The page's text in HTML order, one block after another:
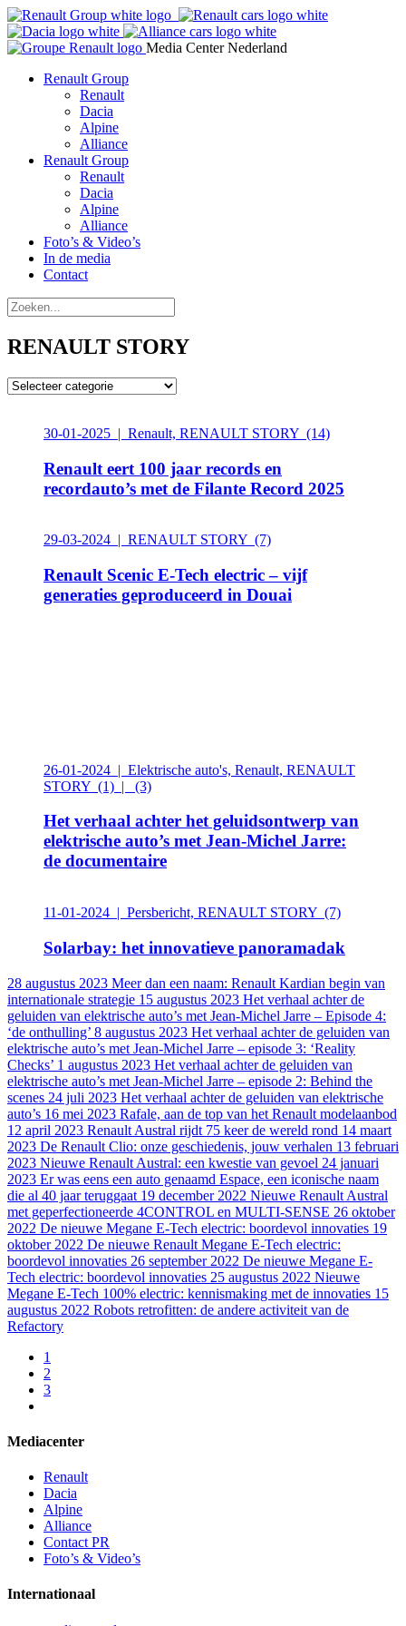
Media Center Nederland
Renault Group
Renault
Dacia
Alpine
Alliance
Renault Group
Renault
Dacia
Alpine
Alliance
Foto’s & Video’s
In de media
Contact
RENAULT STORY
30-01-2025 | Renault, RENAULT STORY (14)
Renault eert 100 jaar records en
recordauto’s met de Filante Record 2025
29-03-2024 | RENAULT STORY (7)
Renault Scenic E-Tech electric – vijf
generaties geproduceerd in Douai
26-01-2024 | Elektrische auto's, Renault, RENAULT
STORY (1) | (3)
Het verhaal achter het geluidsontwerp van
elektrische auto’s met Jean-Michel Jarre:
de documentaire
11-01-2024 | Persbericht, RENAULT STORY (7)
Solarbay: het innovatieve panoramadak
28 augustus 2023 Meer dan een naam: Renault Kardian begin van
internationale strategie 15 augustus 2023 Het verhaal achter de
geluiden van elektrische auto’s met Jean-Michel Jarre – Episode 4:
‘de onthulling’ 8 augustus 2023 Het verhaal achter de geluiden van
elektrische auto’s met Jean-Michel Jarre – episode 3: ‘Reality
Checks’ 1 augustus 2023 Het verhaal achter de geluiden van
elektrische auto’s met Jean-Michel Jarre – episode 2: Behind the
scenes 24 juli 2023 Het verhaal achter de geluiden van elektrische
auto’s 16 mei 2023 Rafale, aan de top van het Renault modelaanbod
12 april 2023 Renault Austral rijdt 75 keer de wereld rond 14 maart
2023 De Renault Clio: onze geschiedenis, jouw verhalen 13 februari
2023 Nieuwe Renault Austral: een kwestie van gevoel 24 januari
2023 Er was eens een auto genaamd Espace, een iconische naam
die al 40 jaar teruggaat 19 december 2022 Nieuwe Renault Austral
met geperfectioneerde 4CONTROL en MULTI-SENSE 26 oktober
2022 De nieuwe Megane E-Tech electric: boordevol innovaties 19
oktober 2022 De nieuwe Renault Megane E-Tech electric:
boordevol innovaties 26 september 2022 De nieuwe Megane E-
Tech electric: boordevol innovaties 25 augustus 2022 Nieuwe
Megane E-Tech 100% electric: kennismaking met de innovaties 15
augustus 2022 Robots retrofitten: de andere activiteit van de
Refactory
1
2
3
Mediacenter
Renault
Dacia
Alpine
Alliance
Contact PR
Foto’s & Video’s
Internationaal